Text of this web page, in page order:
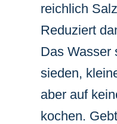
reichlich
Reduziert
Das Wasser
sieden,
aber auf
kochen.